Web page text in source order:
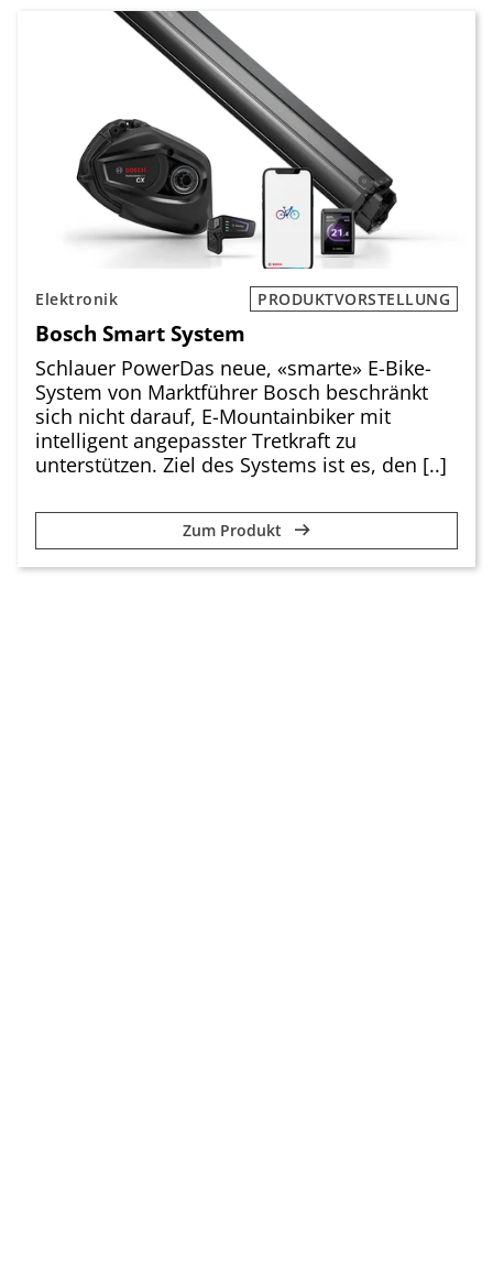
Elektronik PRODUKTVORSTELLUNG
Bosch Smart System
Schlauer PowerDas neue, «smarte» E-Bike-
System von Marktführer Bosch beschränkt
sich nicht darauf, E-Mountainbiker mit
intelligent angepasster Tretkraft zu
unterstützen. Ziel des Systems ist es, den [..]
Zum Produkt